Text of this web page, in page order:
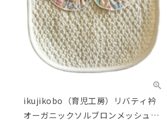
ikujikobo（育児工房）リバティ衿
オーガニックソルブロンメッシュス